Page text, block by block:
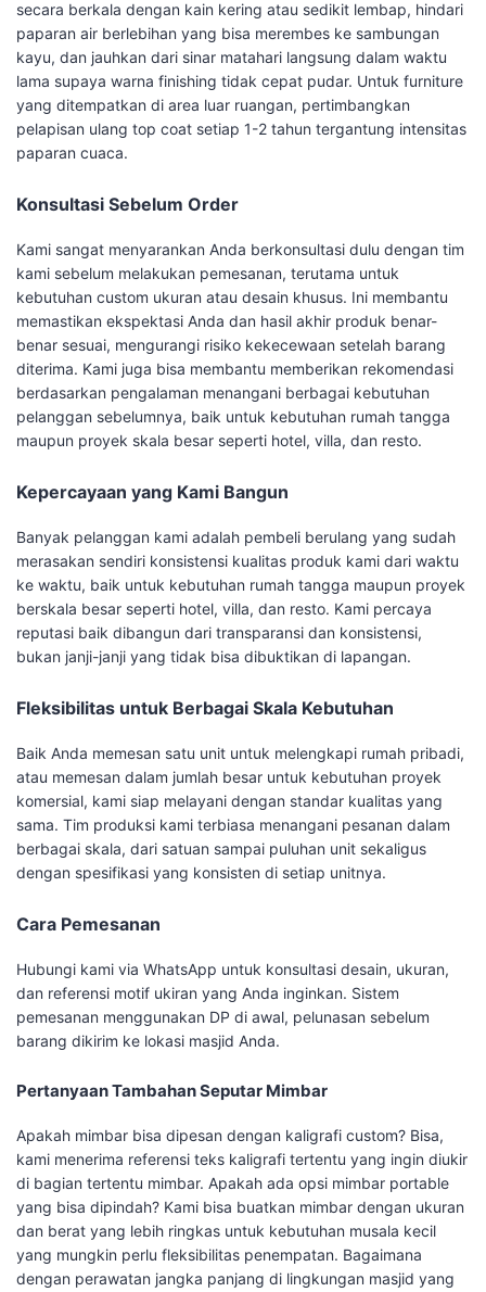
secara berkala dengan kain kering atau sedikit lembap, hindari
paparan air berlebihan yang bisa merembes ke sambungan
kayu, dan jauhkan dari sinar matahari langsung dalam waktu
lama supaya warna finishing tidak cepat pudar. Untuk furniture
yang ditempatkan di area luar ruangan, pertimbangkan
pelapisan ulang top coat setiap 1-2 tahun tergantung intensitas
paparan cuaca.
Konsultasi Sebelum Order
Kami sangat menyarankan Anda berkonsultasi dulu dengan tim
kami sebelum melakukan pemesanan, terutama untuk
kebutuhan custom ukuran atau desain khusus. Ini membantu
memastikan ekspektasi Anda dan hasil akhir produk benar-
benar sesuai, mengurangi risiko kekecewaan setelah barang
diterima. Kami juga bisa membantu memberikan rekomendasi
berdasarkan pengalaman menangani berbagai kebutuhan
pelanggan sebelumnya, baik untuk kebutuhan rumah tangga
maupun proyek skala besar seperti hotel, villa, dan resto.
Kepercayaan yang Kami Bangun
Banyak pelanggan kami adalah pembeli berulang yang sudah
merasakan sendiri konsistensi kualitas produk kami dari waktu
ke waktu, baik untuk kebutuhan rumah tangga maupun proyek
berskala besar seperti hotel, villa, dan resto. Kami percaya
reputasi baik dibangun dari transparansi dan konsistensi,
bukan janji-janji yang tidak bisa dibuktikan di lapangan.
Fleksibilitas untuk Berbagai Skala Kebutuhan
Baik Anda memesan satu unit untuk melengkapi rumah pribadi,
atau memesan dalam jumlah besar untuk kebutuhan proyek
komersial, kami siap melayani dengan standar kualitas yang
sama. Tim produksi kami terbiasa menangani pesanan dalam
berbagai skala, dari satuan sampai puluhan unit sekaligus
dengan spesifikasi yang konsisten di setiap unitnya.
Cara Pemesanan
Hubungi kami via WhatsApp untuk konsultasi desain, ukuran,
dan referensi motif ukiran yang Anda inginkan. Sistem
pemesanan menggunakan DP di awal, pelunasan sebelum
barang dikirim ke lokasi masjid Anda.
Pertanyaan Tambahan Seputar Mimbar
Apakah mimbar bisa dipesan dengan kaligrafi custom? Bisa,
kami menerima referensi teks kaligrafi tertentu yang ingin diukir
di bagian tertentu mimbar. Apakah ada opsi mimbar portable
yang bisa dipindah? Kami bisa buatkan mimbar dengan ukuran
dan berat yang lebih ringkas untuk kebutuhan musala kecil
yang mungkin perlu fleksibilitas penempatan. Bagaimana
dengan perawatan jangka panjang di lingkungan masjid yang